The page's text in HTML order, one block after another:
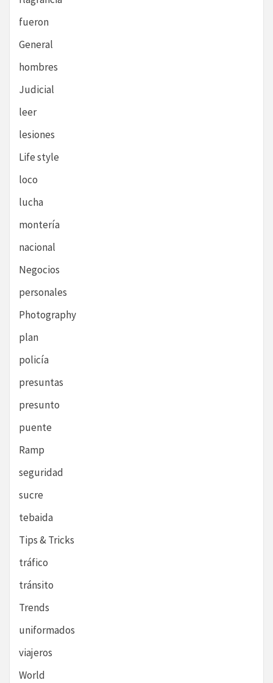
fueron
General
hombres
Judicial
leer
lesiones
Life style
loco
lucha
montería
nacional
Negocios
personales
Photography
plan
policía
presuntas
presunto
puente
Ramp
seguridad
sucre
tebaida
Tips & Tricks
tráfico
tránsito
Trends
uniformados
viajeros
World